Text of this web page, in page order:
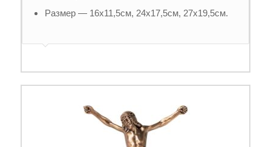
Размер — 16х11,5см, 24х17,5см, 27х19,5см.